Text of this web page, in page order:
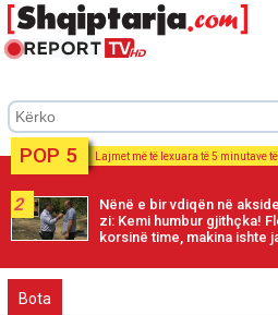
POP 5 Lajmet më të lexuara të 5 minutave
2
Nënë e bir vdiqën në
zi: Kemi humbur gjithçka!
korsinë time, makina ishte
Bota